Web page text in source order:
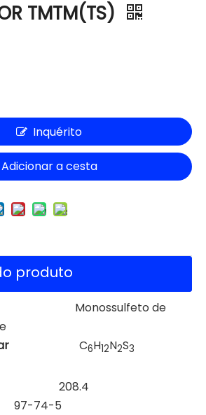
TMTM(TS)
Inquérito
Adicionar a cesta
produto
de
C6H12N2S3
208.4
97-74-5